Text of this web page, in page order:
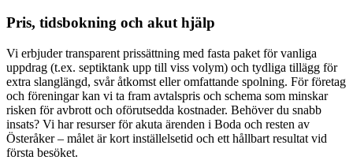
Pris, tidsbokning och akut hjälp
Vi erbjuder transparent prissättning med fasta paket för vanliga
uppdrag (t.ex. septiktank upp till viss volym) och tydliga tillägg för
extra slanglängd, svår åtkomst eller omfattande spolning. För företag
och föreningar kan vi ta fram avtalspris och schema som minskar
risken för avbrott och oförutsedda kostnader. Behöver du snabb
insats? Vi har resurser för akuta ärenden i Boda och resten av
Österåker – målet är kort inställelsetid och ett hållbart resultat vid
första besöket.